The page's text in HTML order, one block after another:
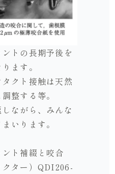
トの長期予後を
ます。
クト接触は天然
整する等。
ながら、みんな
いります。
ト補綴と咬合
クター）QDI206-